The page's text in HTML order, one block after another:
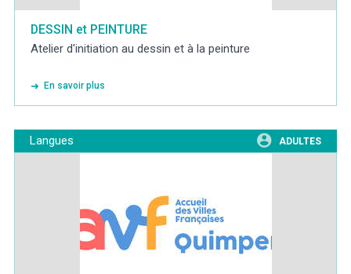
DESSIN et PEINTURE
Atelier d'initiation au dessin et à la peinture
En savoir plus
Langues ADULTES